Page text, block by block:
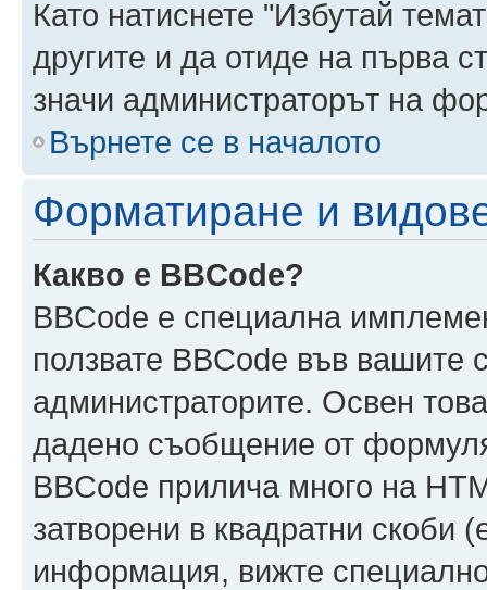
Като натиснете "Избутай
другите и да отиде на първа
значи администраторът на
Върнете се в началото
Форматиране и
Какво е BBCode?
BBCode е специална
ползвате BBCode във
администраторите. Освен
дадено съобщение от
BBCode прилича много на
затворени в квадратни скоби
информация, вижте